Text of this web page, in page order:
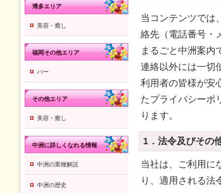
当コンテンツでは
絡先（電話番号・
まるごと中洲案内
連絡以外には一切
利用者の皆様が安
たプライバシーポ
ります。
1．法令及びその
当社は、ご利用に
り、適用される法
博多エリア
美容・癒し
福岡その他エリア
バー
その他エリア
美容・癒し
中洲に詳しくなれる情報
中洲の業種解説
中洲の歴史